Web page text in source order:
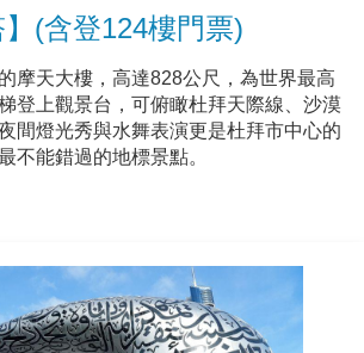
】(含登124樓門票)
摩天大樓，高達828公尺，為世界最高
登上觀景台，可俯瞰杜拜天際線、沙漠
間燈光秀與水舞表演更是杜拜市中心的
不能錯過的地標景點。